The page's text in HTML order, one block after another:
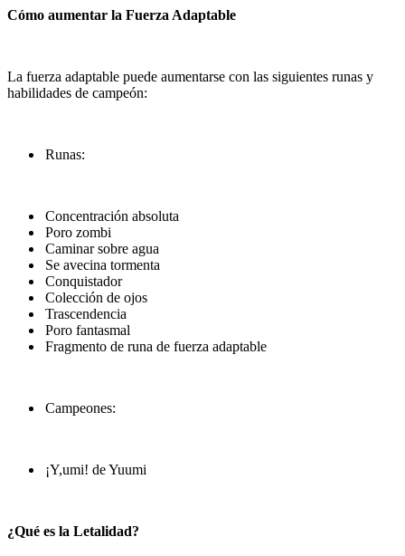
Cómo aumentar la Fuerza Adaptable
La fuerza adaptable puede aumentarse con las siguientes runas y
habilidades de campeón:
Runas:
Concentración absoluta
Poro zombi
Caminar sobre agua
Se avecina tormenta
Conquistador
Colección de ojos
Trascendencia
Poro fantasmal
Fragmento de runa de fuerza adaptable
Campeones:
¡Y,umi! de Yuumi
¿Qué es la Letalidad?